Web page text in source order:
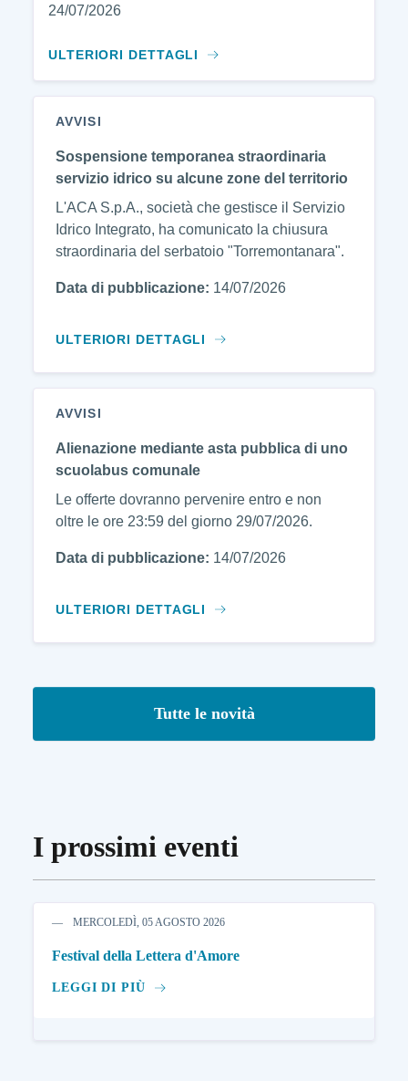
24/07/2026
ULTERIORI DETTAGLI
AVVISI
Sospensione temporanea straordinaria
servizio idrico su alcune zone del territorio
L'ACA S.p.A., società che gestisce il Servizio
Idrico Integrato, ha comunicato la chiusura
straordinaria del serbatoio "Torremontanara".
Data di pubblicazione: 14/07/2026
ULTERIORI DETTAGLI
AVVISI
Alienazione mediante asta pubblica di uno
scuolabus comunale
Le offerte dovranno pervenire entro e non
oltre le ore 23:59 del giorno 29/07/2026.
Data di pubblicazione: 14/07/2026
ULTERIORI DETTAGLI
Tutte le novità
I prossimi eventi
MERCOLEDÌ, 05 AGOSTO 2026
Festival della Lettera d'Amore
LEGGI DI PIÙ